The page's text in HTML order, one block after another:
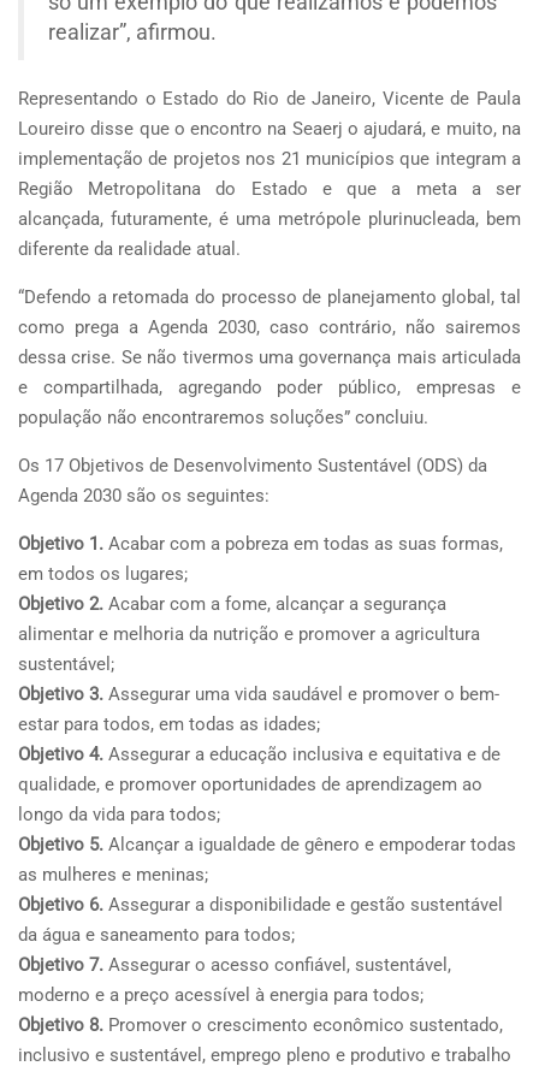
realizar”, afirmou.
Representando o Estado do Rio de Janeiro, Vicente de Paula
Loureiro disse que o encontro na Seaerj o ajudará, e muito, na
implementação de projetos nos 21 municípios que integram a
Região Metropolitana do Estado e que a meta a ser
alcançada, futuramente, é uma metrópole plurinucleada, bem
diferente da realidade atual.
“Defendo a retomada do processo de planejamento global, tal
como prega a Agenda 2030, caso contrário, não sairemos
dessa crise. Se não tivermos uma governança mais articulada
e compartilhada, agregando poder público, empresas e
população não encontraremos soluções” concluiu.
Os 17 Objetivos de Desenvolvimento Sustentável (ODS) da
Agenda 2030 são os seguintes:
Objetivo 1. Acabar com a pobreza em todas as suas formas,
em todos os lugares;
Objetivo 2. Acabar com a fome, alcançar a segurança
alimentar e melhoria da nutrição e promover a agricultura
sustentável;
Objetivo 3. Assegurar uma vida saudável e promover o bem-
estar para todos, em todas as idades;
Objetivo 4. Assegurar a educação inclusiva e equitativa e de
qualidade, e promover oportunidades de aprendizagem ao
longo da vida para todos;
Objetivo 5. Alcançar a igualdade de gênero e empoderar todas
as mulheres e meninas;
Objetivo 6. Assegurar a disponibilidade e gestão sustentável
da água e saneamento para todos;
Objetivo 7. Assegurar o acesso confiável, sustentável,
moderno e a preço acessível à energia para todos;
Objetivo 8. Promover o crescimento econômico sustentado,
inclusivo e sustentável, emprego pleno e produtivo e trabalho